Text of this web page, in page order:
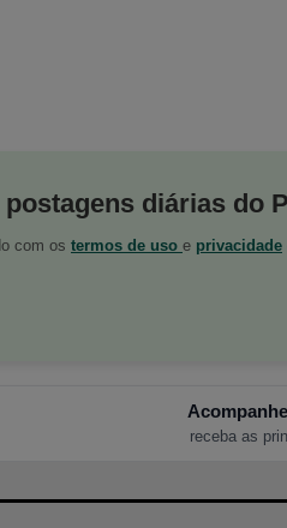
diárias do
com os termos de uso e privacidade
receba as